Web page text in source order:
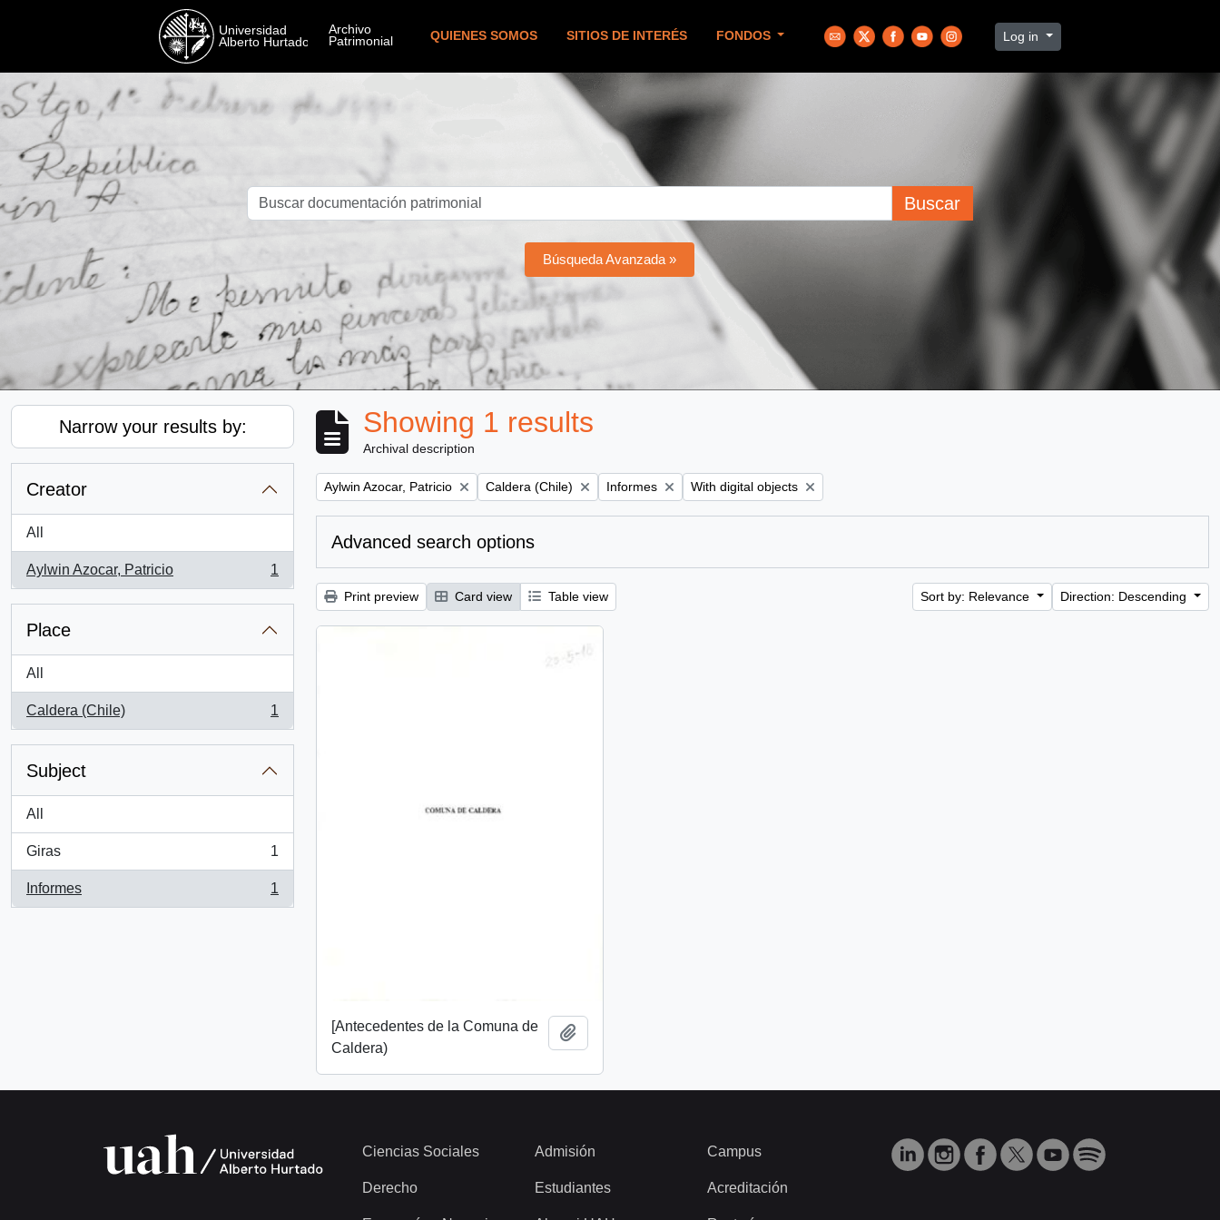
QUIENES SOMOS SITIOS DE INTERÉS FONDOS Log in
Buscar
Búsqueda Avanzada »
Narrow your results by:
Creator
All
Aylwin Azocar, Patricio
, 1 results
1
Place
All
Caldera (Chile)
, 1 results
1
Subject
All
Giras
, 1 results
1
Informes
, 1 results
1
Showing 1 results
Archival description
Remove filter:
Aylwin Azocar, Patricio Remove filter:
Caldera (Chile) Remove filter:
Informes Remove filter:
With digital objects
Advanced search options
Print preview Card view Table view Sort by: Relevance Direction: Descending
[Antecedentes de la Comuna de
Caldera)
Ciencias Sociales
Derecho
Admisión
Estudiantes
Campus
Acreditación